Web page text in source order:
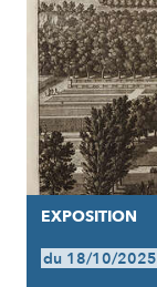
EXPOSITION
du 18/10/